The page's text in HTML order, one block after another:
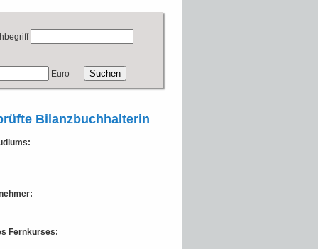
Euro
Bilanzbuchhalterin
Fernkurses: